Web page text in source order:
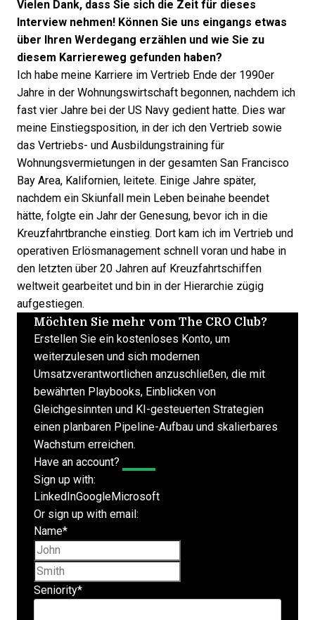
Vielen Dank, dass Sie sich die Zeit für dieses
Interview nehmen! Können Sie uns eingangs etwas
über Ihren Werdegang erzählen und wie Sie zu
diesem Karriereweg gefunden haben?
Ich habe meine Karriere im Vertrieb Ende der 1990er
Jahre in der Wohnungswirtschaft begonnen, nachdem ich
fast vier Jahre bei der US Navy gedient hatte. Dies war
meine Einstiegsposition, in der ich den Vertrieb sowie
das Vertriebs- und Ausbildungstraining für
Wohnungsvermietungen in der gesamten San Francisco
Bay Area, Kalifornien, leitete. Einige Jahre später,
nachdem ein Skiunfall mein Leben beinahe beendet
hätte, folgte ein Jahr der Genesung, bevor ich in die
Kreuzfahrtbranche einstieg. Dort kam ich im Vertrieb und
operativen Erlösmanagement schnell voran und habe in
den letzten über 20 Jahren auf Kreuzfahrtschiffen
weltweit gearbeitet und bin in der Hierarchie zügig
aufgestiegen.
Möchten Sie mehr vom The CRO Club?
Erstellen Sie ein kostenloses Konto, um
weiterzulesen und sich modernen
Umsatzverantwortlichen anzuschließen, die mit
bewährten Playbooks, Einblicken von
Gleichgesinnten und KI-gesteuerten Strategien
einen planbaren Pipeline-Aufbau und skalierbares
Wachstum erreichen.
Have an account?
Sign up with:
LinkedInGoogleMicrosoft
Or sign up with email:
Name*
Seniority*